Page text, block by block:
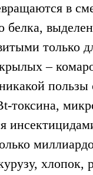
в
белка,
только
–
токсина,